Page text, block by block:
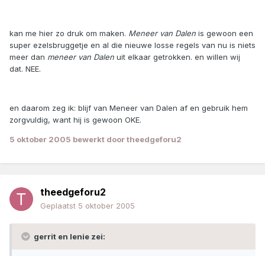
kan me hier zo druk om maken. Meneer van Dalen is gewoon een
super ezelsbruggetje en al die nieuwe losse regels van nu is niets
meer dan meneer van Dalen uit elkaar getrokken. en willen wij
dat. NEE.
en daarom zeg ik: blijf van Meneer van Dalen af en gebruik hem
zorgvuldig, want hij is gewoon OKE.
5 oktober 2005 bewerkt door theedgeforu2
theedgeforu2
Geplaatst 5 oktober 2005
gerrit en lenie zei: